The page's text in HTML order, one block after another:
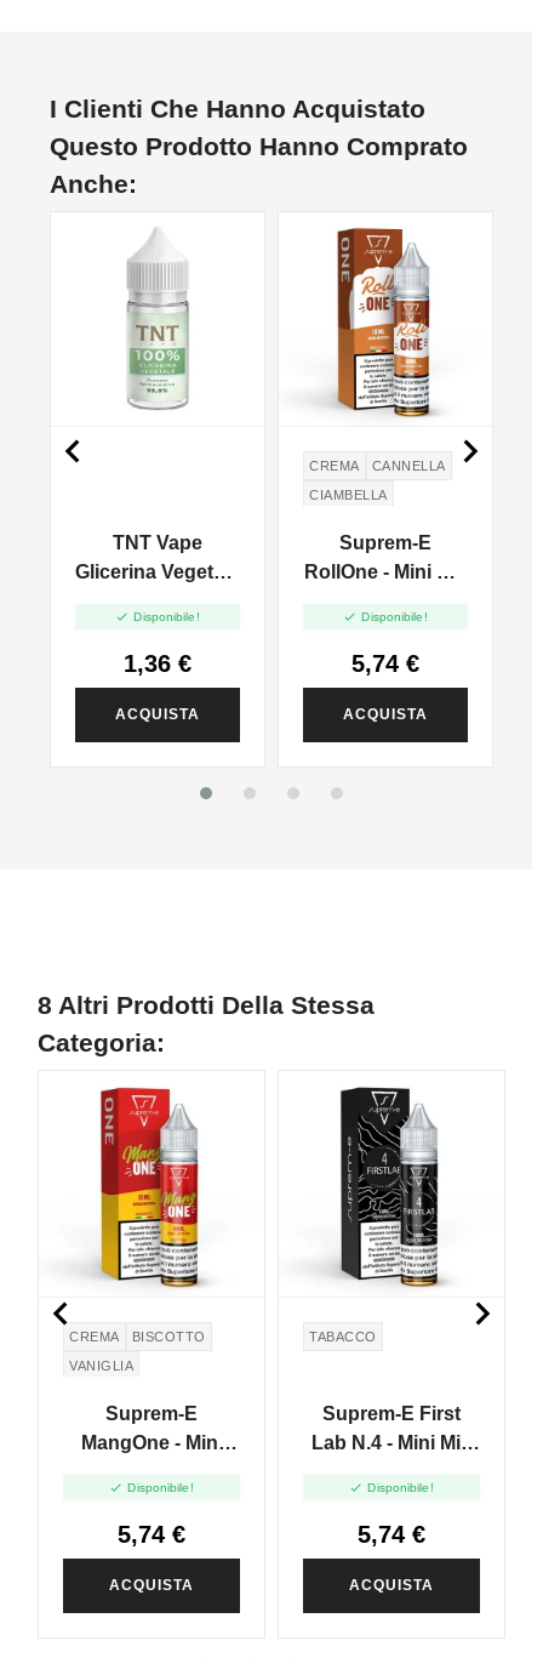
I Clienti Che Hanno Acquistato
Questo Prodotto Hanno Comprato
Anche:
TNT Vape
Glicerina Vegetale
 Disponibile!
1,36 €
ACQUISTA
CREMA
CANNELLA
CIAMBELLA
Suprem-E
RollOne - Mini Mix
 Disponibile!
5,74 €
ACQUISTA
 
8 Altri Prodotti Della Stessa
Categoria:
CREMA
BISCOTTO
VANIGLIA
GRAHAM CRACKERS
MANGO
Suprem-E
MangOne - Mini
 Disponibile!
5,74 €
ACQUISTA
TABACCO
Suprem-E First
Lab N.4 - Mini Mix
 Disponibile!
5,74 €
ACQUISTA
 